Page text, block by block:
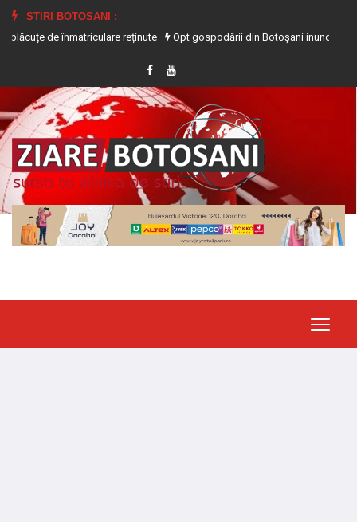
STIRI BOTOSANI :
înmatriculare reținute
Opt gospodării din Botoșani inundate în urma